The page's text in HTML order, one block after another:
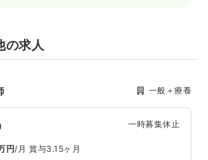
の求人
一般＋療養
一時募集休止
円/月 賞与3.15ヶ月